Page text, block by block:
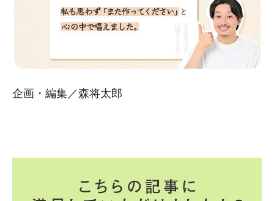
企画・編集／森将太郎